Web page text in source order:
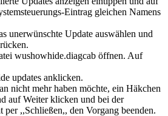
Eintrag gleichen Namens
unerwünschte Update auswählen und
wushowhide.diagcab öffnen. Auf
updates anklicken.
nicht mehr haben möchte, ein Häkchen
auf Weiter klicken und bei der
per ,,Schließen,, den Vorgang beenden.